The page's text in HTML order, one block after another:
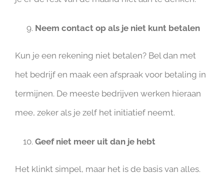
Neem contact op als je niet kunt betalen
Kun je een rekening niet betalen? Bel dan met
het bedrijf en maak een afspraak voor betaling in
termijnen. De meeste bedrijven werken hieraan
mee, zeker als je zelf het initiatief neemt.
Geef niet meer uit dan je hebt
Het klinkt simpel, maar het is de basis van alles.